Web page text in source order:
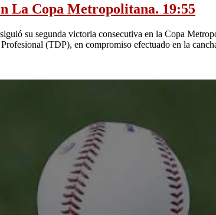
La Copa Metropolitana. 19:55
su segunda victoria consecutiva en la Copa
(TDP), en compromiso efectuado en la